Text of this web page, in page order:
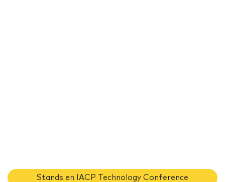
Stands en IACP Technology Conference